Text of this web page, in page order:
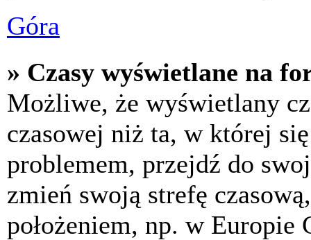
Góra
» Czasy wyświetlane na
Możliwe, że wyświetlany
czasowej niż ta, w której
problemem, przejdź do
zmień swoją strefę
położeniem, np. w Europie